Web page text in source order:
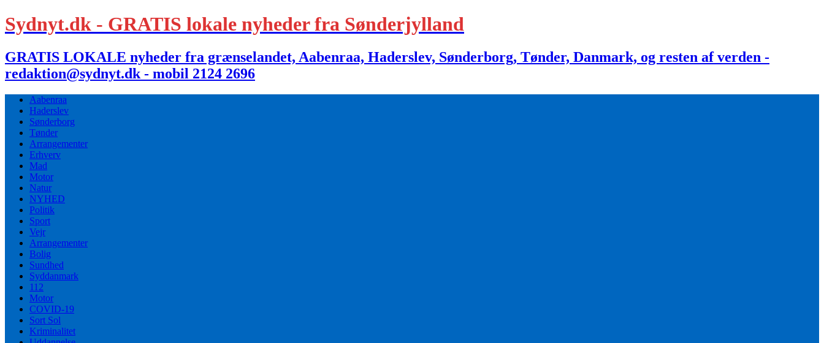
Sydnyt.dk - GRATIS lokale nyheder fra Sønderjylland
GRATIS LOKALE nyheder fra grænselandet, Aabenraa, Haderslev, Sønderborg, Tønder, Danmark, og resten af verden -
redaktion@sydnyt.dk - mobil 2124 2696
Aabenraa
Haderslev
Sønderborg
Tønder
Arrangementer
Erhverv
Mad
Motor
Natur
NYHED
Politik
Sport
Vejr
Arrangementer
Bolig
Sundhed
Syddanmark
112
Motor
COVID-19
Sort Sol
Kriminalitet